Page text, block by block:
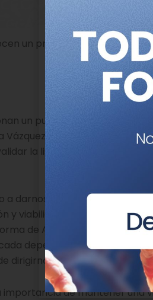
un primer mapa de
un punto de partida para
Vázquez, investigadora del
la lista y reunir toda la
a darnos cuenta de las redes
y viabilidad de las células
de Alteración Genética en
dependencia podemos
dirigirnos hacia ese gen de
importancia de mantener